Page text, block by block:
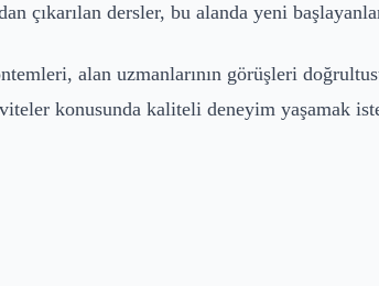
çıkarılan dersler, bu alanda yeni
alan uzmanlarının görüşleri
konusunda kaliteli deneyim yaşamak